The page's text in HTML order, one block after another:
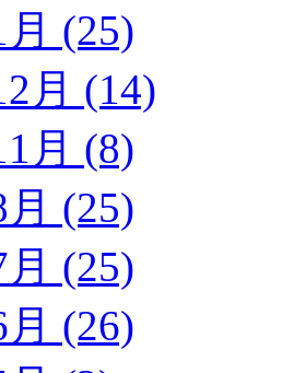
(25)
月 (14)
月 (8)
(25)
(25)
(26)